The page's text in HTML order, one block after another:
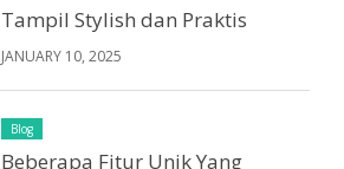
Tampil Stylish dan Praktis
JANUARY 10, 2025
Blog
Beberapa Fitur Unik Yang